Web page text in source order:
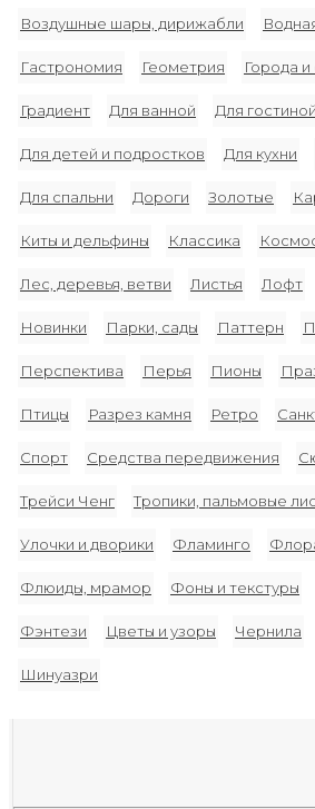
Воздушные шары, дирижабли
Гастрономия Геометрия Города и
Градиент Для ванной Для гостиной
Для детей и подростков Для кухни
Для спальни Дороги Золотые
Киты и дельфины Классика
Лес, деревья, ветви Листья Лофт
Новинки Парки, сады Паттерн
Перспектива Перья Пионы
Птицы Разрез камня Ретро
Спорт Средства передвижения
Трейси Ченг Тропики, пальмовые
Улочки и дворики Фламинго
Флюиды, мрамор Фоны и текстуры
Фэнтези Цветы и узоры Чернила
Шинуазри